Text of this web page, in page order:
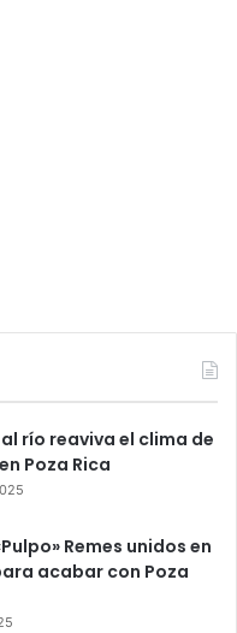
río reaviva el clima de
Poza Rica
Remes unidos en
acabar con Poza